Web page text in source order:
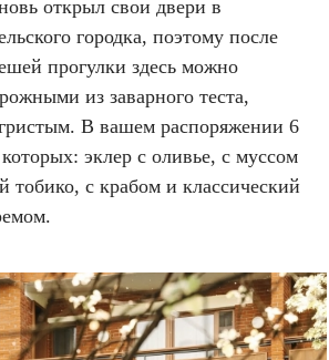
открыл свои двери в
городка, поэтому после
прогулки здесь можно
из заварного теста,
В вашем распоряжении 6
эклер с оливье, с муссом
тобико, с крабом и классический